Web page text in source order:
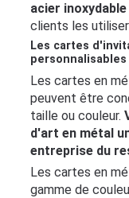
acier inoxydable
clients les
Les cartes
personnalisables
Les cartes en
peuvent être
taille ou couleur.
d'art en métal
entreprise du
Les cartes en
gamme de